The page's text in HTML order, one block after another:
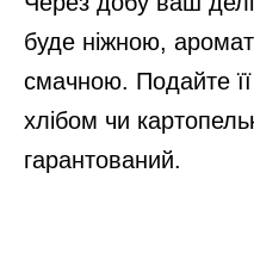
буде ніжною,
смачною. Подайте
хлібом чи
гарантований.